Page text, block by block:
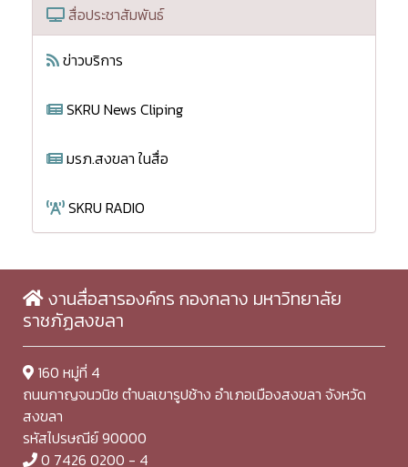
สื่อประชาสัมพันธ์
ข่าวบริการ
SKRU News Cliping
มรภ.สงขลา ในสื่อ
SKRU RADIO
งานสื่อสารองค์กร กองกลาง มหาวิทยาลัย
ราชภัฏสงขลา
160 หมู่ที่ 4
ถนนกาญจนวนิช ตำบลเขารูปช้าง อำเภอเมืองสงขลา จังหวัด
สงขลา
รหัสไปรษณีย์ 90000
0 7426 0200 - 4